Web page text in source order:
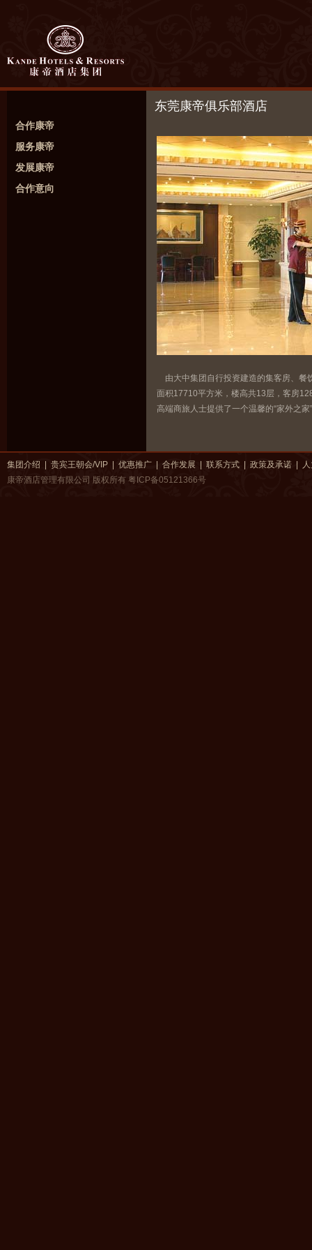
合作康帝
服务康帝
发展康帝
合作意向
东莞康帝俱乐部酒店
由大中集团自行投资建造的集客房、餐
面积17710平方米，楼高共13层，客房
高端商旅人士提供了一个温馨的“家外之家
集团介绍 贵宾王朝会/VIP 优惠推广 合作发展 联系方式 政策及承诺
康帝酒店管理有限公司 版权所有 粤ICP备05121366号